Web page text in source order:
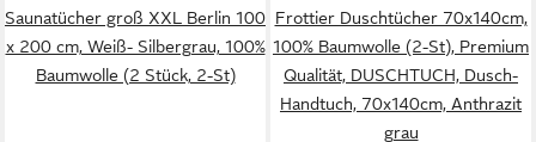
Saunatücher groß XXL Berlin 100
x 200 cm, Weiß- Silbergrau, 100%
Baumwolle (2 Stück, 2-St)
Frottier Duschtücher 70x140cm,
100% Baumwolle (2-St), Premium
Qualität, DUSCHTUCH, Dusch-
Handtuch, 70x140cm, Anthrazit
grau